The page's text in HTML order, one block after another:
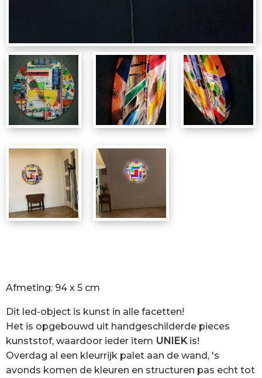
Afmeting: 94 x 5 cm
Dit led-object is kunst in alle facetten!
Het is opgebouwd uit handgeschilderde pieces
kunststof, waardoor ieder item UNIEK is!
Overdag al een kleurrijk palet aan de wand, 's
avonds komen de kleuren en structuren pas echt tot